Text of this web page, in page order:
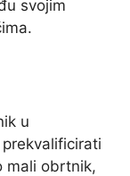
svojim
u
mali obrtnik,